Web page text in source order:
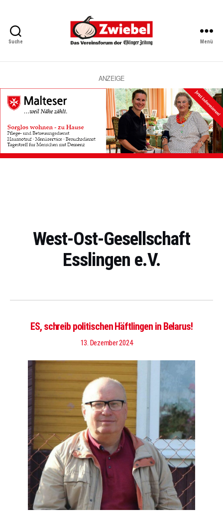
Suche
Vereinsforum
Eßlinger
Zeitung
Menü
ANZEIGE
West-Ost-Gesellschaft
Esslingen e.V.
ES, schreib politischen Häftlingen in Belarus!
13. Dezember 2024